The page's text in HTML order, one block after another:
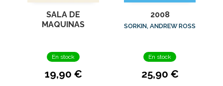
SALA DE
MAQUINAS
En stock
19,90 €
2008
SORKIN, ANDREW ROSS
En stock
25,90 €